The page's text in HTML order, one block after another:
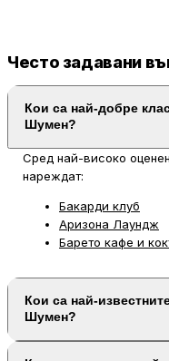
Често задавани
Кои са най-добре
Шумен?
Сред най-високо
нареждат:
Бакарди клуб
Аризона Лаундж
Барето кафе и
Кои са най-
Шумен?